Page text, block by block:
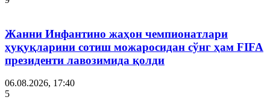
Жанни Инфантино жаҳон чемпионатлари
ҳуқуқларини сотиш можаросидан сўнг ҳам FIFA
президенти лавозимида қолди
06.08.2026, 17:40
5